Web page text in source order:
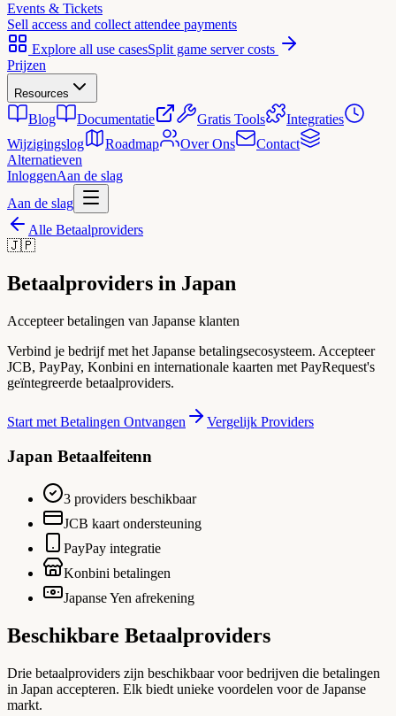
Events & Tickets
Sell access and collect attendee payments
Explore all use casesSplit game server costs
Prijzen
Resources
Blog Documentatie Gratis Tools
Integraties
Wijzigingslog
Roadmap Over Ons
Contact
Alternatieven
InloggenAan de slag
Aan de slag
Alle Betaalproviders
🇯🇵
Betaalproviders in Japan
Accepteer betalingen van Japanse klanten
Verbind je bedrijf met het Japanse betalingsecosysteem. Accepteer
JCB, PayPay, Konbini en internationale kaarten met PayRequest's
geïntegreerde betaalproviders.
Start met Betalingen Ontvangen Vergelijk Providers
Japan Betaalfeitenn
3 providers beschikbaar
JCB kaart ondersteuning
PayPay integratie
Konbini betalingen
Japanse Yen afrekening
Beschikbare Betaalproviders
Drie betaalproviders zijn beschikbaar voor bedrijven die betalingen
in Japan accepteren. Elk biedt unieke voordelen voor de Japanse
markt.